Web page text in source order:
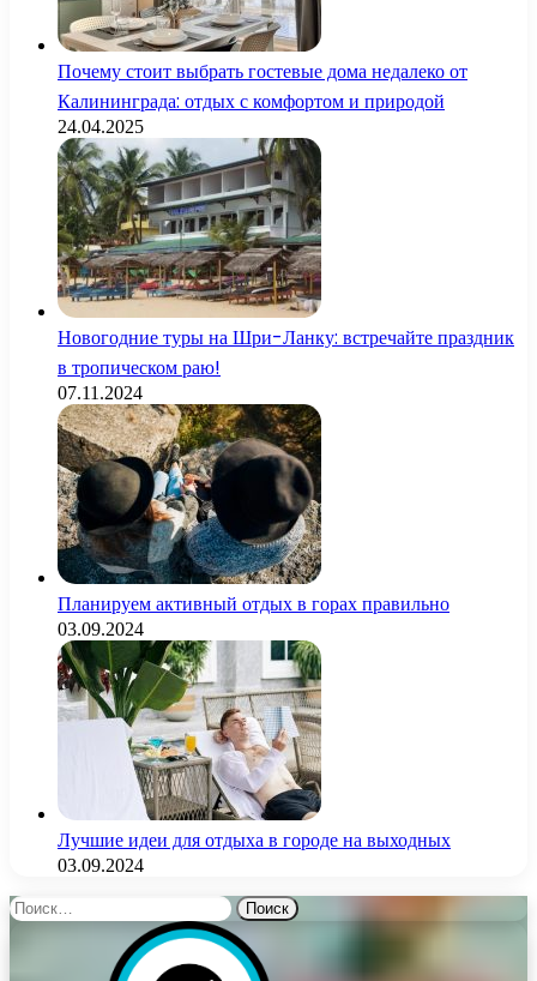
Почему стоит выбрать гостевые дома недалеко от
Калининграда: отдых с комфортом и природой
24.04.2025
Новогодние туры на Шри-Ланку: встречайте праздник
в тропическом раю!
07.11.2024
Планируем активный отдых в горах правильно
03.09.2024
Лучшие идеи для отдыха в городе на выходных
03.09.2024
Найти: